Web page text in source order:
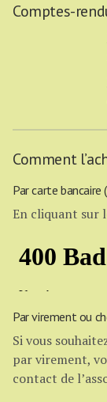
Comptes-
Comment
Par carte bancaire
En cliquant sur
Par virement ou
Si vous
par virement,
contact de